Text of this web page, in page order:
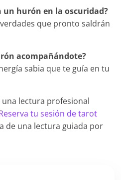
un hurón en la oscuridad?
que pronto saldrán
acompañándote?
sabia que te guía en tu
lectura profesional
tu sesión de tarot
de una lectura guiada por